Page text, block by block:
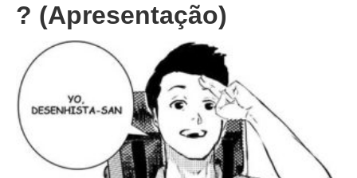
? (Apresentação)